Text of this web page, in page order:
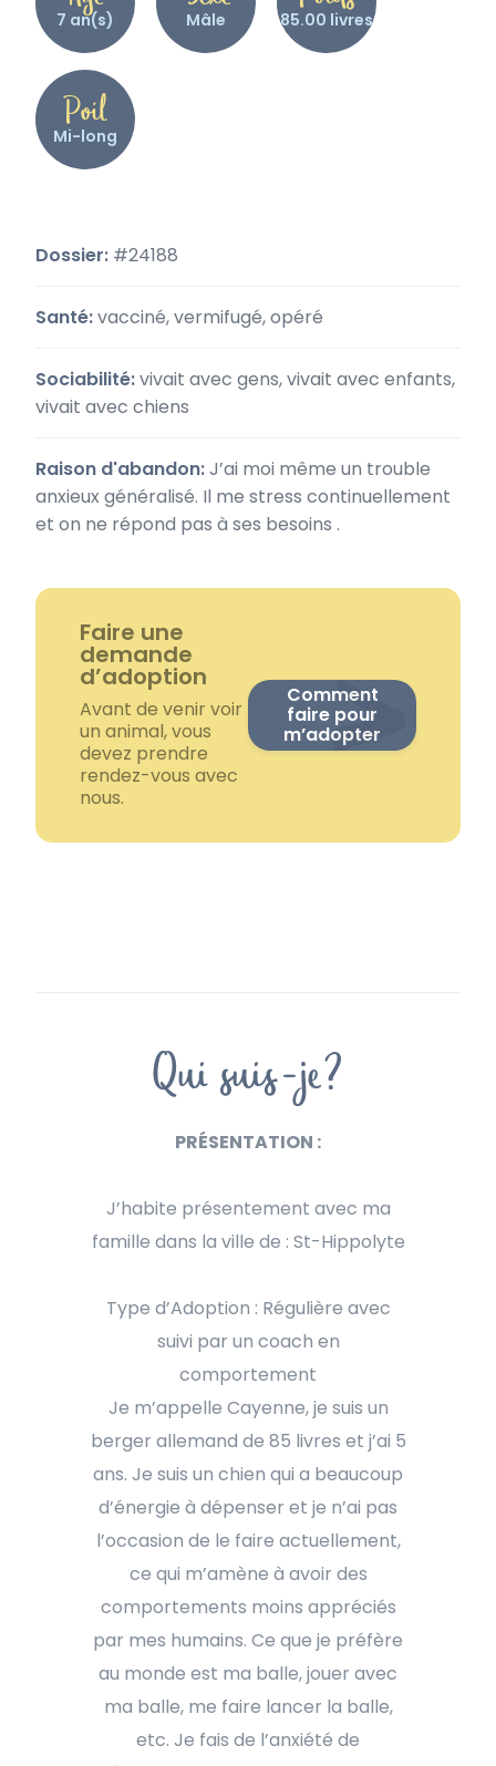
7 an(s) Mâle 85.00 livres
Poil
Mi-long
Dossier: #24188
Santé:vacciné, vermifugé, opéré
Sociabilité:vivait avec gens, vivait avec enfants,
vivait avec chiens
Raison d'abandon:J’ai moi même un trouble
anxieux généralisé. Il me stress continuellement
et on ne répond pas à ses besoins .
Faire une
demande
d’adoption
Avant de venir voir
un animal, vous
devez prendre
rendez-vous avec
nous.
Comment
faire pour
m’adopter
Qui suis-je?
PRÉSENTATION :
J’habite présentement avec ma
famille dans la ville de : St-Hippolyte
Type d’Adoption : Régulière avec
suivi par un coach en
comportement
Je m’appelle Cayenne, je suis un
berger allemand de 85 livres et j’ai 5
ans. Je suis un chien qui a beaucoup
d’énergie à dépenser et je n’ai pas
l’occasion de le faire actuellement,
ce qui m’amène à avoir des
comportements moins appréciés
par mes humains. Ce que je préfère
au monde est ma balle, jouer avec
ma balle, me faire lancer la balle,
etc. Je fais de l’anxiété de